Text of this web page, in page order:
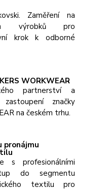
Zaměření na
výrobků pro
krok k odborné
WORKWEAR
partnerství a
značky
na českém trhu.
pronájmu
s profesionálními
do segmentu
textilu pro